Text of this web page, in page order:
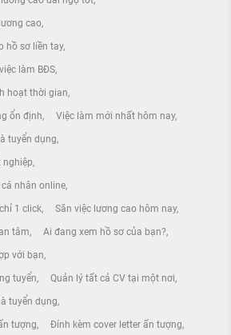
cao
hồ sơ liền tay
làm BĐS
hoạt thời gian
ổn định Việc làm mới nhất hôm nay
tuyển dụng
nghiệp
nhân online
1 click Săn việc lương cao hôm nay
tâm Ai đang xem hồ sơ của bạn?
với bạn
tuyển Quản lý tất cả CV tại một nơi
tuyển dụng
tượng Đính kèm cover letter ấn tượng